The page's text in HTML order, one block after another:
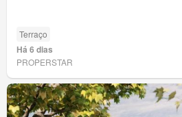
Terraço
Há 6 dias
PROPERSTAR